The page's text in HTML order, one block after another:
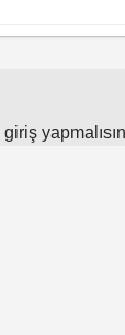
giriş